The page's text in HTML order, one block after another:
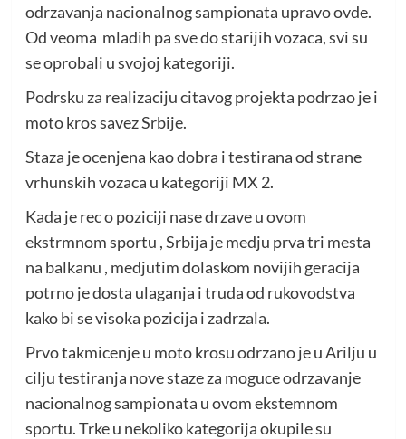
odrzavanja nacionalnog sampionata upravo ovde.
Od veoma mladih pa sve do starijih vozaca, svi su
se oprobali u svojoj kategoriji.
Podrsku za realizaciju citavog projekta podrzao je i
moto kros savez Srbije.
Staza je ocenjena kao dobra i testirana od strane
vrhunskih vozaca u kategoriji MX 2.
Kada je rec o poziciji nase drzave u ovom
ekstrmnom sportu , Srbija je medju prva tri mesta
na balkanu , medjutim dolaskom novijih geracija
potrno je dosta ulaganja i truda od rukovodstva
kako bi se visoka pozicija i zadrzala.
Prvo takmicenje u moto krosu odrzano je u Arilju u
cilju testiranja nove staze za moguce odrzavanje
nacionalnog sampionata u ovom ekstemnom
sportu. Trke u nekoliko kategorija okupile su